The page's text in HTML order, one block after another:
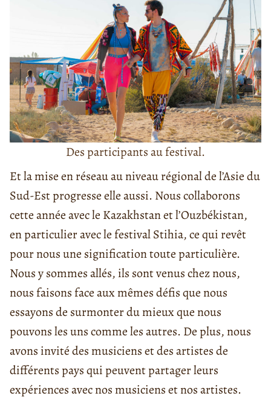
Des participants au festival.
Et la mise en réseau au niveau régional de l’Asie du
Sud-Est progresse elle aussi. Nous collaborons
cette année avec le Kazakhstan et l’Ouzbékistan,
en particulier avec le festival Stihia, ce qui revêt
pour nous une signification toute particulière.
Nous y sommes allés, ils sont venus chez nous,
nous faisons face aux mêmes défis que nous
essayons de surmonter du mieux que nous
pouvons les uns comme les autres. De plus, nous
avons invité des musiciens et des artistes de
différents pays qui peuvent partager leurs
expériences avec nos musiciens et nos artistes.